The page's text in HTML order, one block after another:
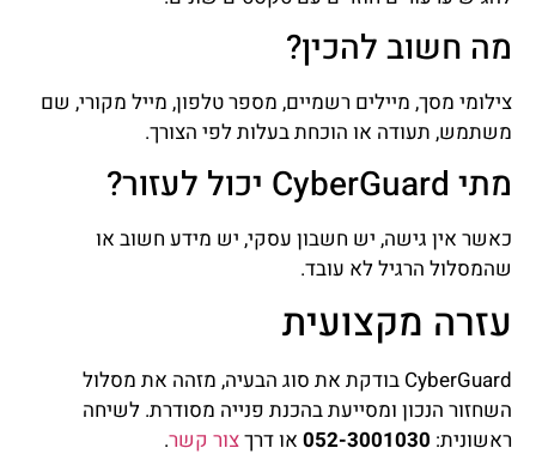
מה חשוב להכין?
צילומי מסך, מיילים רשמיים, מספר טלפון, מייל מקורי, שם
משתמש, תעודה או הוכחת בעלות לפי הצורך.
מתי CyberGuard יכול לעזור?
כאשר אין גישה, יש חשבון עסקי, יש מידע חשוב או
שהמסלול הרגיל לא עובד.
עזרה מקצועית
CyberGuard בודקת את סוג הבעיה, מזהה את מסלול
השחזור הנכון ומסייעת בהכנת פנייה מסודרת. לשיחה
ראשונית: 052-3001030 או דרךצור קשר.